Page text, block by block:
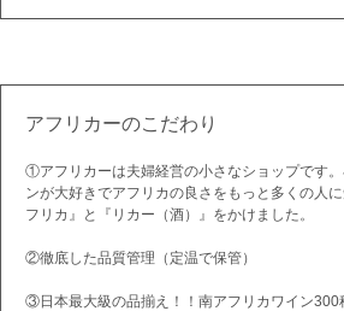
アフリカーのこだわり
①アフリカーは夫婦経営の小さなショップです
ンが大好きでアフリカの良さをもっと多くの人
フリカ』と『リカー（酒）』をかけました。
②徹底した品質管理（定温で保管）
③日本最大級の品揃え！！南アフリカワイン300